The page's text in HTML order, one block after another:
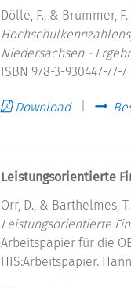
Dölle, F., & Brummer, F.
Niedersachsen -
ISBN 978-3-930447-77-7
Download
Leistungsorientierte
Orr, D., & Barthelmes,
Leistungsorientierte
Arbeitspapier für die
HIS:Arbeitspapier.